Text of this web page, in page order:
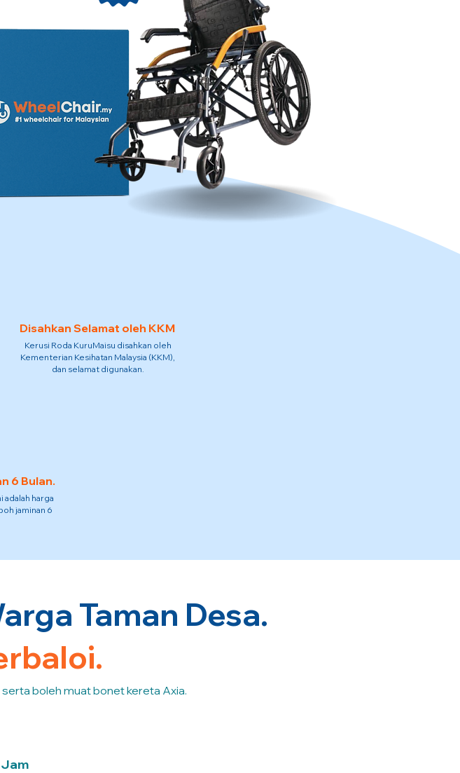
Disahkan Selamat oleh KKM
Kerusi Roda KuruMaisu disahkan oleh
Kementerian Kesihatan Malaysia (KKM),
dan selamat digunakan.
6 Bulan.
adalah harga
jaminan 6
Taman Desa.
boleh muat bonet kereta Axia.